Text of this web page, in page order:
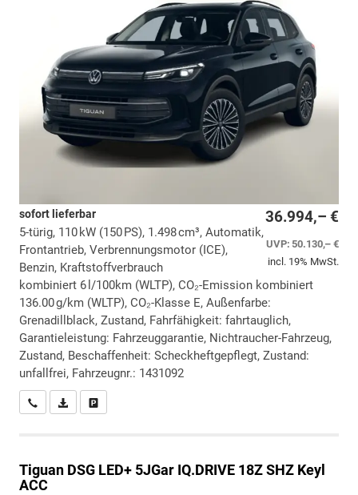
36.994,– €
UVP:50.130,– €
incl. 19% MwSt.
sofort lieferbar
5-türig, 110 kW (150 PS), 1.498 cm³, Automatik,
Frontantrieb, Verbrennungsmotor (ICE),
Benzin, Kraftstoffverbrauch
kombiniert 6 l/100km (WLTP), CO₂-Emission kombiniert
136.00 g/km (WLTP), CO₂-Klasse E, Außenfarbe:
Grenadillblack, Zustand, Fahrfähigkeit: fahrtauglich,
Garantieleistung: Fahrzeuggarantie, Nichtraucher-Fahrzeug,
Zustand, Beschaffenheit: Scheckheftgepflegt, Zustand:
unfallfrei, Fahrzeugnr.: 1431092
Wir rufen Sie anPDF-Datei, Fahrzeugexposé drucken
Tiguan DSG LED+ 5JGar IQ.DRIVE 18Z SHZ Keyl
ACC